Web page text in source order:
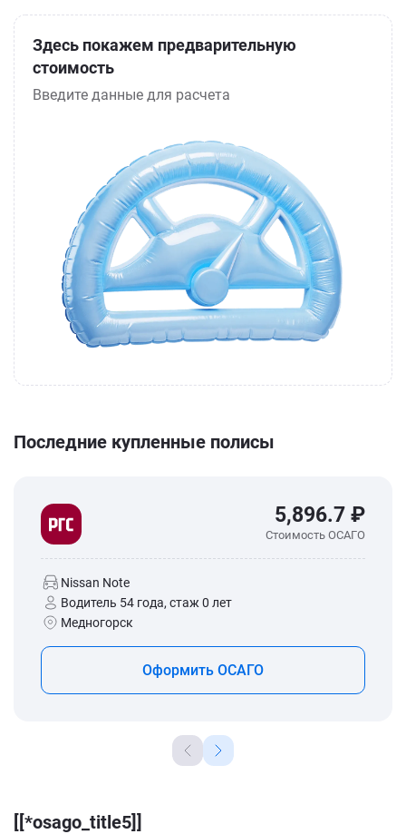
Здесь покажем предварительную
стоимость
Введите данные для расчета
Последние купленные полисы
5,896.7 ₽
Стоимость ОСАГО
Nissan Note
Водитель 54 года, стаж 0 лет
Медногорск
Оформить ОСАГО
[[*osago_title5]]